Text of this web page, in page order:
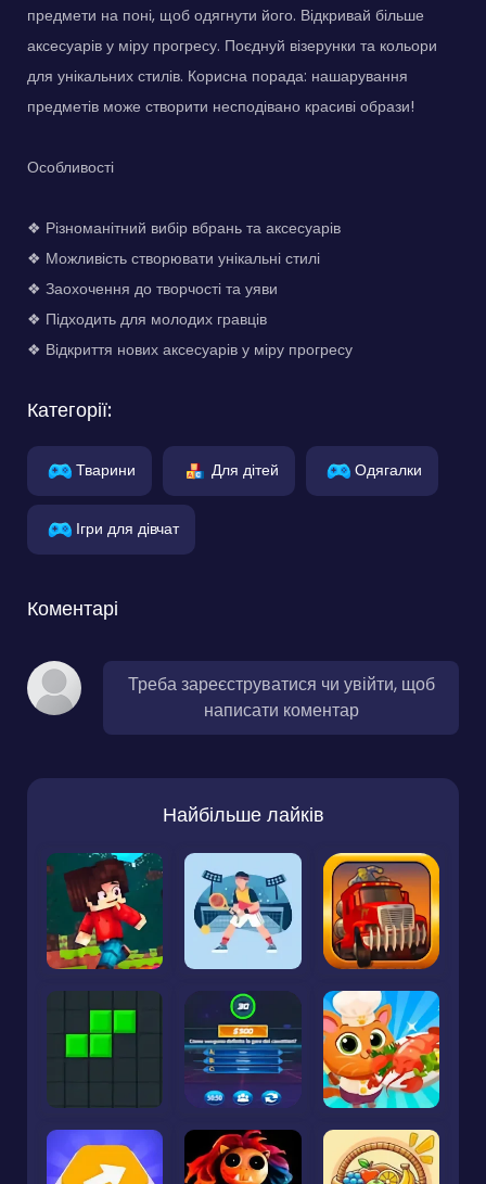
предмети на поні, щоб одягнути його. Відкривай більше
аксесуарів у міру прогресу. Поєднуй візерунки та кольори
для унікальних стилів. Корисна порада: нашарування
предметів може створити несподівано красиві образи!
Особливості
❖ Різноманітний вибір вбрань та аксесуарів
❖ Можливість створювати унікальні стилі
❖ Заохочення до творчості та уяви
❖ Підходить для молодих гравців
❖ Відкриття нових аксесуарів у міру прогресу
Категорії:
Тварини Для дітей Одягалки
Ігри для дівчат
Коментарі
Треба зареєструватися чи увійти, щоб
написати коментар
Найбільше лайків